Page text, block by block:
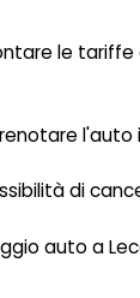
le tariffe
l'auto
di
auto a